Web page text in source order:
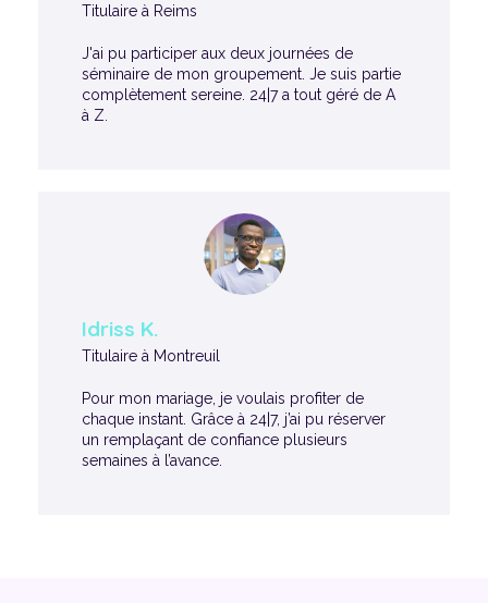
Titulaire à Reims
J'ai pu participer aux deux journées de
séminaire de mon groupement. Je suis partie
complètement sereine. 24|7 a tout géré de A
à Z.
Idriss K.
Titulaire à Montreuil
Pour mon mariage, je voulais profiter de
chaque instant. Grâce à 24|7, j’ai pu réserver
un remplaçant de confiance plusieurs
semaines à l’avance.